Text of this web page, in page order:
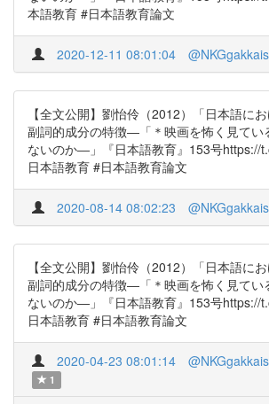
本語教育 #日本語教育論文
2020-12-11 08:01:04
【全文公開】劉怡伶（2012）「日本語に
副詞的成分の特徴―「＊映画を怖く見てい
ないのか―」『日本語教育』153号https://
日本語教育 #日本語教育論文
2020-08-14 08:02:23
【全文公開】劉怡伶（2012）「日本語に
副詞的成分の特徴―「＊映画を怖く見てい
ないのか―」『日本語教育』153号https://
日本語教育 #日本語教育論文
2020-04-23 08:01:14
1